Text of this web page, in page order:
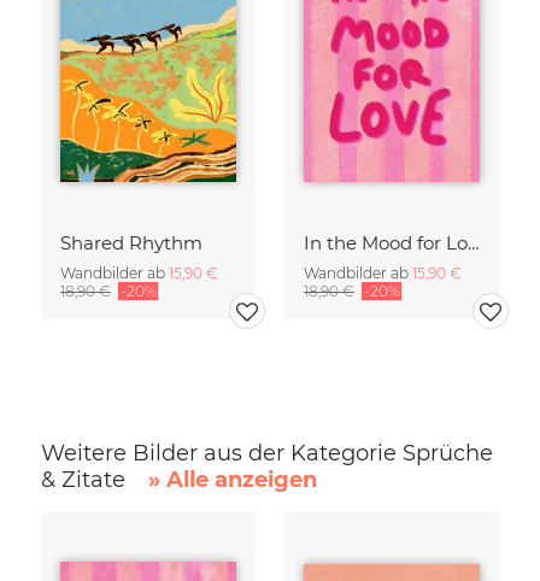
Shared Rhythm
Wandbilder ab 15,90 €
18,90 € -20%
In the Mood for Love - Handlettering
Wandbilder ab 15,90 €
18,90 € -20%
Weitere Bilder aus der Kategorie Sprüche
& Zitate
» Alle anzeigen